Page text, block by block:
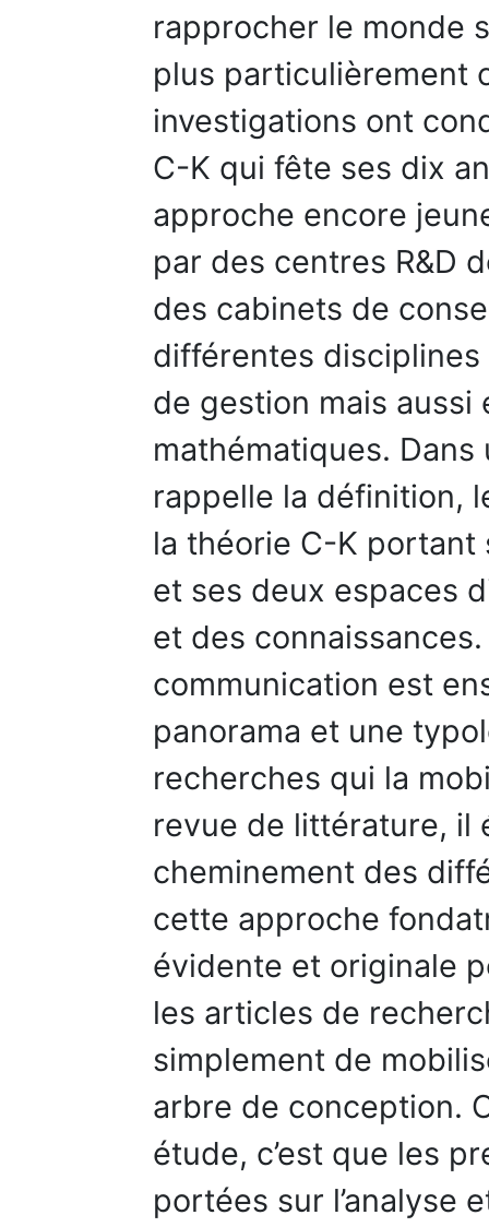
rapprocher le monde
plus particulièrement
investigations ont
C-K qui fête ses dix
approche encore
par des centres R&D
des cabinets de
différentes
de gestion mais aussi
mathématiques.
rappelle la définition,
la théorie C-K
et ses deux espaces
et des
communication est
panorama et une
recherches qui la
revue de littérature, il
cheminement des
cette approche
évidente et originale
les articles de
simplement de
arbre de conception.
étude, c’est que les
portées sur l’analyse